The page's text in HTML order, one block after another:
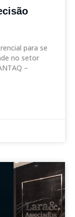
para se
no setor
–